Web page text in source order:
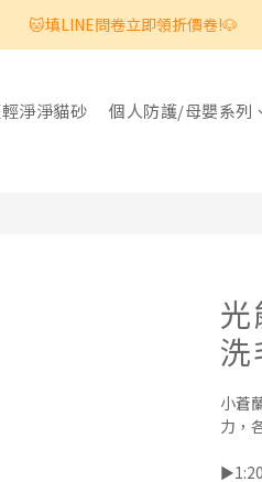
🐱填LINE問卷立即領折價卷!🐶
淨淨貓砂 個人防護/母嬰系列
小蒼
力，